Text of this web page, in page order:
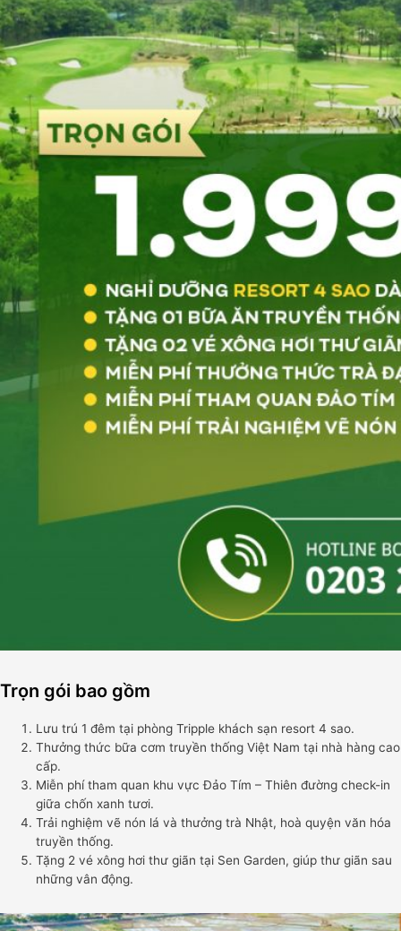
Trọn gói bao gồm
Lưu trú 1 đêm tại phòng Tripple khách sạn resort 4 sao.
Thưởng thức bữa cơm truyền thống Việt Nam tại nhà hàng cao
cấp.
Miễn phí tham quan khu vực Đảo Tím – Thiên đường check-in
giữa chốn xanh tươi.
Trải nghiệm vẽ nón lá và thưởng trà Nhật, hoà quyện văn hóa
truyền thống.
Tặng 2 vé xông hơi thư giãn tại Sen Garden, giúp thư giãn sau
những vân động.